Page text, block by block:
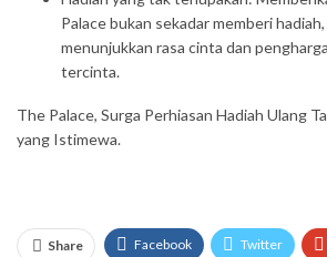
Palace bukan sekadar memberi
menunjukkan rasa cinta dan
tercinta.
The Palace, Surga Perhiasan Hadiah Ulang
yang Istimewa.
Share Facebook Twitter